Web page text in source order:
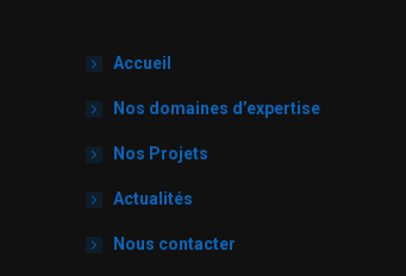
Accueil
Nos domaines d’expertise
Nos Projets
Actualités
Nous contacter